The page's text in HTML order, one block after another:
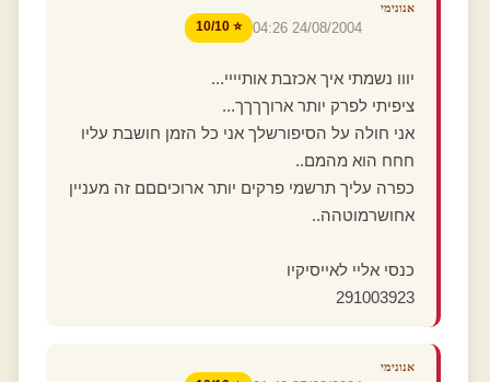
אנונימי
24/08/2004 04:26
⭐ 10/10
יווו נשמתי איך אכזבת אותיייי...
ציפיתי לפרק יותר ארוךךךך...
אני חולה על הסיפורשלך אני כל הזמן חושבת עליו
חחח הוא מהמם..
כפרה עליך תרשמי פרקים יותר ארוכיםםם זה מעניין
אחושרמוטהה..
כנסי אליי לאייסיקיו
291003923
אנונימי